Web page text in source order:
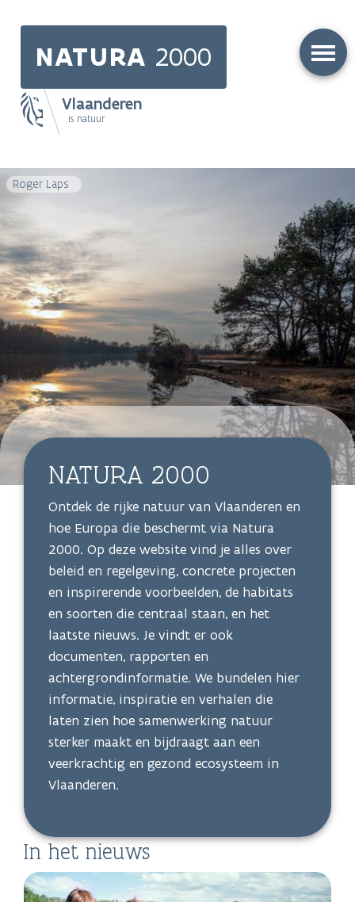
NATURA 2000
Vlaanderen
is natuur
navigation
Roger Laps
NATURA 2000
Ontdek de rijke natuur van Vlaanderen en
hoe Europa die beschermt via Natura
2000. Op deze website vind je alles over
beleid en regelgeving, concrete projecten
en inspirerende voorbeelden, de habitats
en soorten die centraal staan, en het
laatste nieuws. Je vindt er ook
documenten, rapporten en
achtergrondinformatie. We bundelen hier
informatie, inspiratie en verhalen die
laten zien hoe samenwerking natuur
sterker maakt en bijdraagt aan een
veerkrachtig en gezond ecosysteem in
Vlaanderen.
In het nieuws